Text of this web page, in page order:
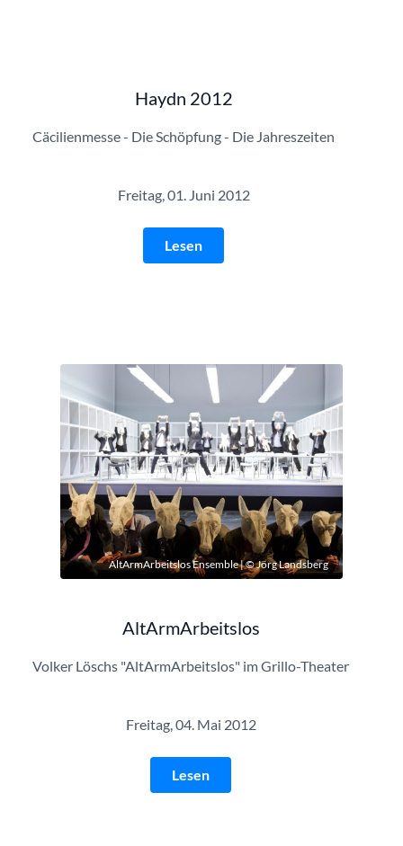
Haydn 2012
Cäcilienmesse - Die Schöpfung - Die Jahreszeiten
Freitag, 01. Juni 2012
Lesen
AltArmArbeitslos Ensemble | © Jörg Landsberg
AltArmArbeitslos
Volker Löschs "AltArmArbeitslos" im Grillo-Theater
Freitag, 04. Mai 2012
Lesen